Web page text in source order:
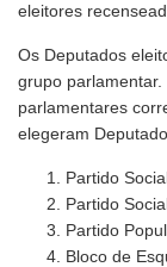
eleitores
Os Deputados
grupo
parlamentares
elegeram
Partido
Partido
Partido
Bloco de